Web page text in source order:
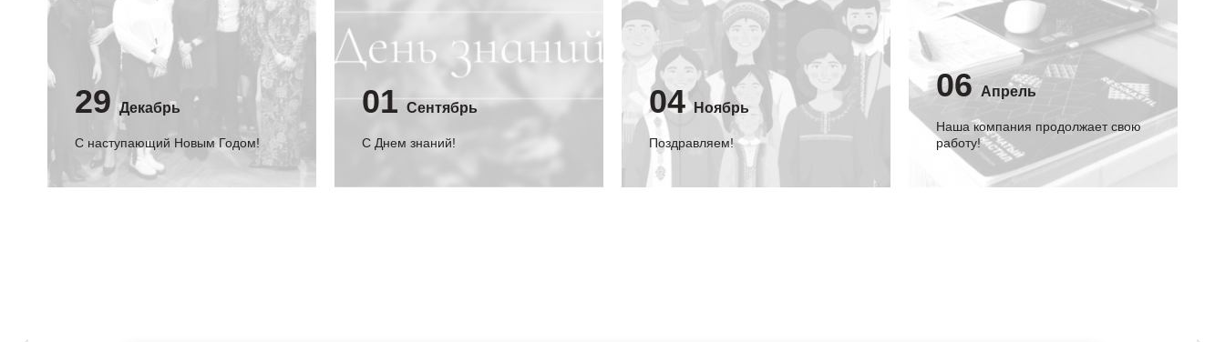
29 Декабрь
С наступающий Новым Годом!
01 Сентябрь
C Днем знаний!
04 Ноябрь
Поздравляем!
06 Апрель
Наша компания продолжает свою
работу!